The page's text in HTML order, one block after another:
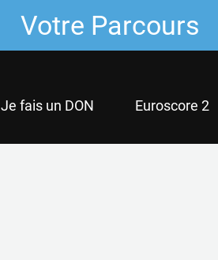
Votre Parcours
Je fais un DON Euroscore 2